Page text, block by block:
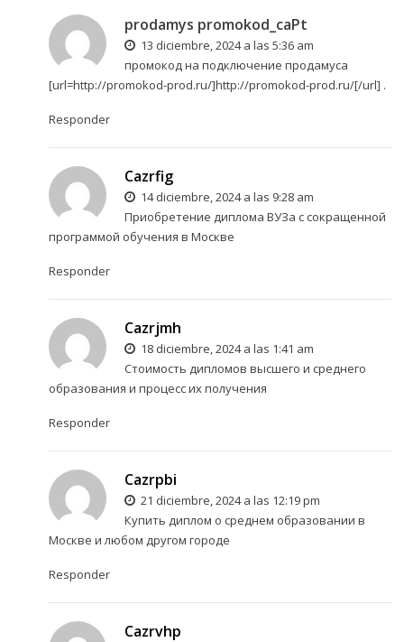
prodamys promokod_caPt
13 diciembre, 2024 a las 5:36 am
промокод на подключение продамуса
[url=http://promokod-prod.ru/]http://promokod-prod.ru/[/url] .
Responder
Cazrfig
14 diciembre, 2024 a las 9:28 am
Приобретение диплома ВУЗа с сокращенной
программой обучения в Москве
Responder
Cazrjmh
18 diciembre, 2024 a las 1:41 am
Стоимость дипломов высшего и среднего
образования и процесс их получения
Responder
Cazrpbi
21 diciembre, 2024 a las 12:19 pm
Купить диплом о среднем образовании в
Москве и любом другом городе
Responder
Cazrvhp